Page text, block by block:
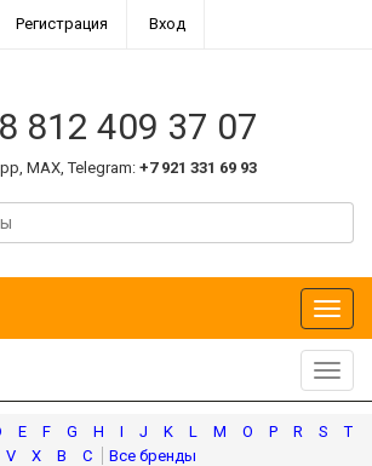
Регистрация Вход
8 812 409 37 07
MAX, Telegram: +7 921 331 69 93
Меню
E F G H I J K L M O P R S
T
V
X В С